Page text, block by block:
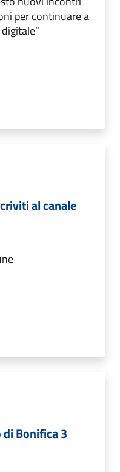
per continuare a
al canale
Bonifica 3